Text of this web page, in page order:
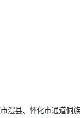
澧县、怀化市通道侗